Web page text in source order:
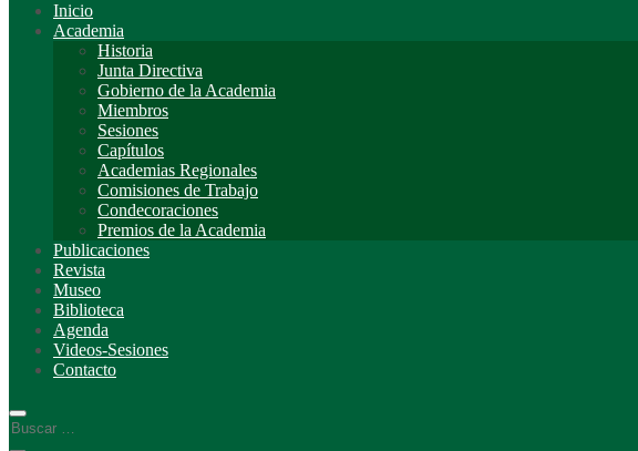
Inicio
Academia
Historia
Junta Directiva
Gobierno de la Academia
Miembros
Sesiones
Capítulos
Academias Regionales
Comisiones de Trabajo
Condecoraciones
Premios de la Academia
Publicaciones
Revista
Museo
Biblioteca
Agenda
Videos-Sesiones
Contacto